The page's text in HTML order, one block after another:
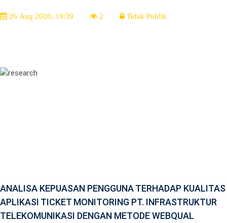
26 Aug 2020, 19:39 2 Tidak Publik
ANALISA KEPUASAN PENGGUNA TERHADAP KUALITAS
APLIKASI TICKET MONITORING PT. INFRASTRUKTUR
TELEKOMUNIKASI DENGAN METODE WEBQUAL